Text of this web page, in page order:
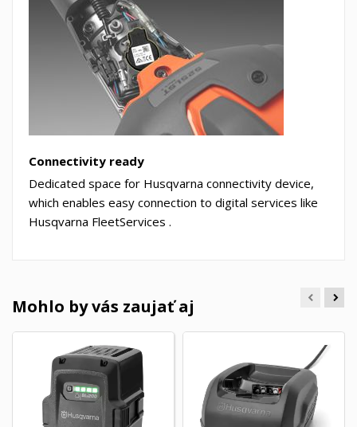
Connectivity ready
Dedicated space for Husqvarna connectivity device,
which enables easy connection to digital services like
Husqvarna FleetServices .
Mohlo by vás zaujať aj